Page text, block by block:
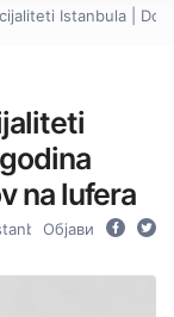
Istanbula |
na lufera
Објави